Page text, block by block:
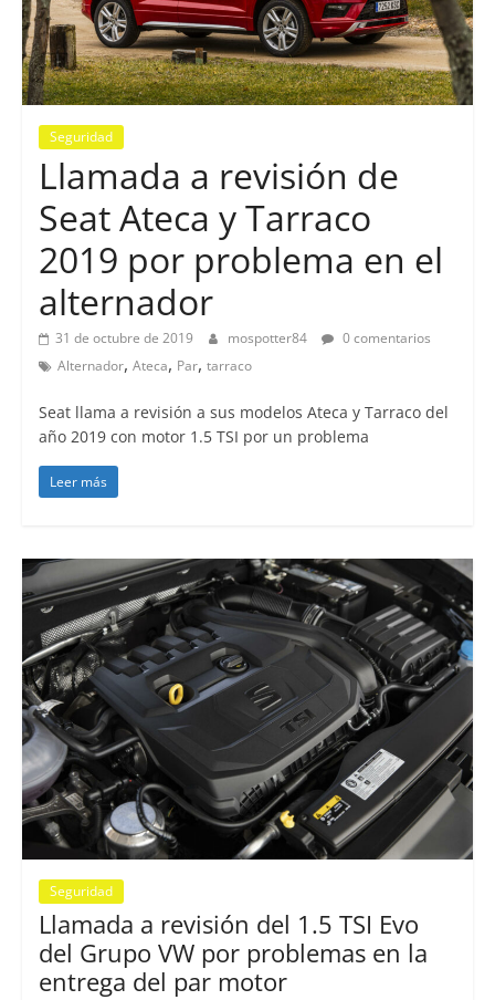
Seguridad
Llamada a revisión de
Seat Ateca y Tarraco
2019 por problema en el
alternador
31 de octubre de 2019 mospotter84
0 comentarios
Alternador, Ateca, Par, tarraco
Seat llama a revisión a sus modelos Ateca y Tarraco del
año 2019 con motor 1.5 TSI por un problema
Leer más
Seguridad
Llamada a revisión del 1.5 TSI Evo
del Grupo VW por problemas en la
entrega del par motor